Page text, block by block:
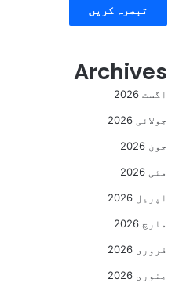
Archives
اگست 2026
جولائی 2026
جون 2026
مئی 2026
اپریل 2026
مارچ 2026
فروری 2026
جنوری 2026